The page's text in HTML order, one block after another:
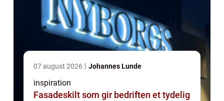
07 august 2026 Johannes Lunde
inspiration
Fasadeskilt som gir bedriften et tydelig